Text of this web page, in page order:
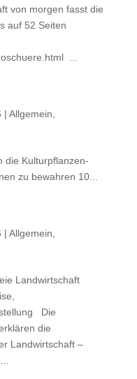
von morgen fasst die
auf 52 Seiten
...
| Allgemein
die Kulturpflanzen-
zu bewahren 10...
| Allgemein
Landwirtschaft
Die
die
Landwirtschaft –